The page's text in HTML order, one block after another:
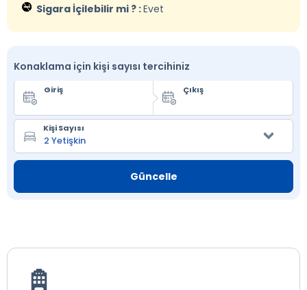
Sigara İçilebilir mi ? :Evet
Konaklama için kişi sayısı tercihiniz
Giriş Çıkış
Kişi Sayısı
Güncelle